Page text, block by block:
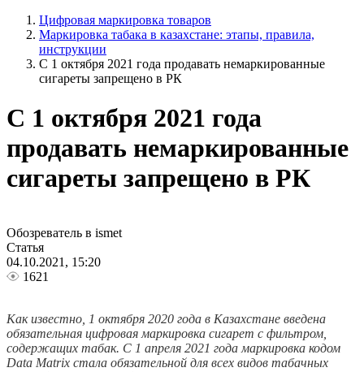
Цифровая маркировка товаров
Маркировка табака в казахстане: этапы, правила,
инструкции
С 1 октября 2021 года продавать немаркированные
сигареты запрещено в РК
С 1 октября 2021 года
продавать немаркированные
сигареты запрещено в РК
Обозреватель в ismet
Статья
04.10.2021, 15:20
1621
Как известно, 1 октября 2020 года в Казахстане введена
обязательная цифровая маркировка сигарет с фильтром,
содержащих табак. С 1 апреля 2021 года маркировка кодом
Data Matrix стала обязательной для всех видов табачных